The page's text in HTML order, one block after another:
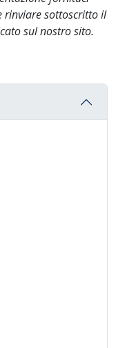
rinviare sottoscritto il
sul nostro sito.